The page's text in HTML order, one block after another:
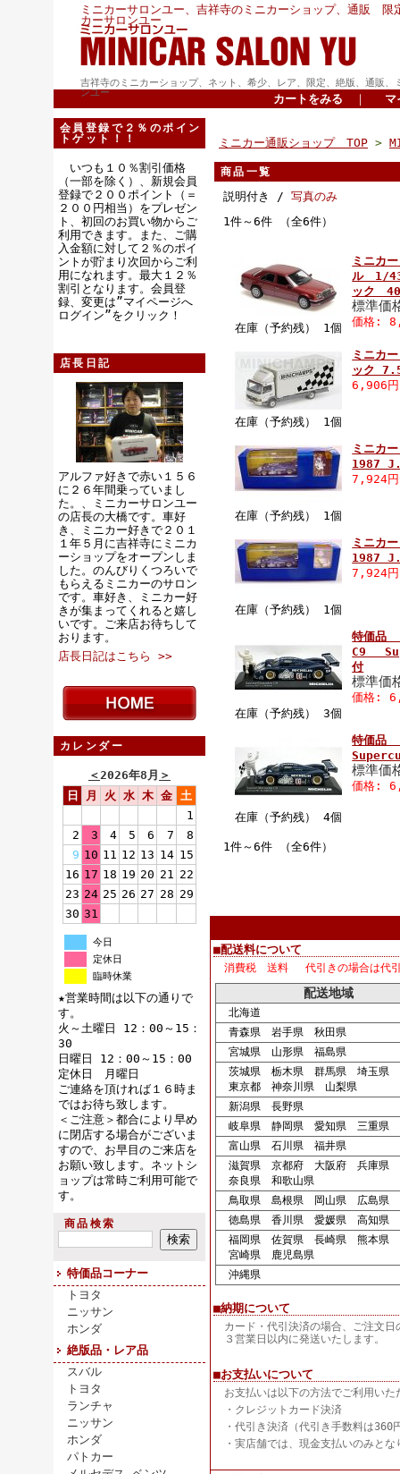
ミニカーサロンユー、吉祥寺のミニカーショップ、通販 限
カーサロンユー
吉祥寺のミニカーショップ、ネット、希少、レア、限定、絶版、通販、
ンユー
カートをみる ｜ マ
会員登録で２％のポイン
トゲット！！
いつも１０％割引価格
（一部を除く）、新規会員
登録で２００ポイント（＝
２００円相当）をプレゼン
ト、初回のお買い物からご
利用できます。また、ご購
入金額に対して２％のポイ
ントが貯まり次回からご利
用になれます。最大１２％
割引となります。会員登
録、変更は”マイページへ
ログイン”をクリック！
店長日記
アルファ好きで赤い１５６
に２６年間乗っていまし
た。、ミニカーサロンユー
の店長の大橋です。車好
き、ミニカー好きで２０１
１年５月に吉祥寺にミニカ
ーショップをオープンしま
した。のんびりくつろいで
もらえるミニカーのサロン
です。車好き、ミニカー好
きが集まってくれると嬉し
いです。ご来店お待ちして
おります。
店長日記はこちら >>
カレンダー
＜2026年8月 ＞
日
月 火 水 木 金 土
1
2
3 4 5 6 7
8
9 10 11 12 13 14 15
16 17 18 19 20 21 22
23 24 25 26 27 28 29
30 31
今日
定休日
臨時休業
★営業時間は以下の通りで
す。
火～土曜日 12：00～15：
30
日曜日 12：00～15：00
定休日 月曜日
ご連絡を頂ければ１６時ま
ではお待ち致します。
＜ご注意＞都合により早め
に閉店する場合がございま
すので、お早目のご来店を
お願い致します。ネットシ
ョップは常時ご利用可能で
す。
商品検索
特価品コーナー
トヨタ
ニッサン
ホンダ
絶版品・レア品
スバル
トヨタ
ランチャ
ニッサン
ホンダ
パトカー
ミニカー通販ショップ TOP >
商品一覧
説明付き / 写真のみ
1件～6件 （全6件）
在庫（予約残） 1個
ミニカ
ル 1/
ック
標準
価格:
在庫（予約残） 1個
ミニカ
ック
6,906
在庫（予約残） 1個
ミニカ
1987
7,924
在庫（予約残） 1個
ミニカ
1987
7,924
在庫（予約残） 3個
特価品
C9
付
標準
価格:
在庫（予約残） 4個
特価品
標準
価格:
1件～6件 （全6件）
■配送料について
消費税 送料 代引きの場合は代引
配送地域
北海道
青森県 岩手県 秋田県
宮城県 山形県 福島県
茨城県 栃木県 群馬県 埼玉県
東京都 神奈川県 山梨県
新潟県 長野県
岐阜県 静岡県 愛知県 三重県
富山県 石川県 福井県
滋賀県 京都府 大阪府 兵庫県
奈良県 和歌山県
鳥取県 島根県 岡山県 広島県
徳島県 香川県 愛媛県 高知県
福岡県 佐賀県 長崎県 熊本県
宮崎県 鹿児島県
沖縄県
■納期について
カード・代引決済の場合、ご注文日
３営業日以内に発送いたします。
■お支払いについて
お支払いは以下の方法でご利用いた
・クレジットカード決済
・代引き決済（代引き手数料は360
・実店舗では、現金支払いのみとな